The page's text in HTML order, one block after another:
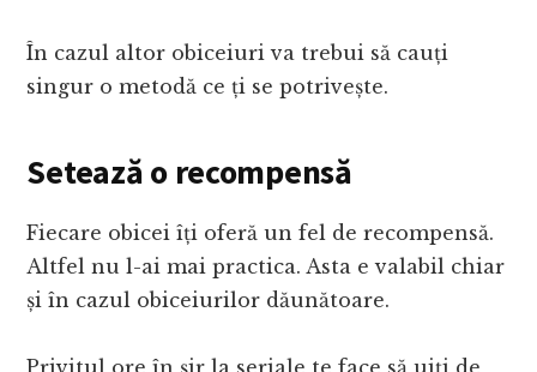
În cazul altor obiceiuri va trebui să cauți
singur o metodă ce ți se potrivește.
Setează o recompensă
Fiecare obicei îți oferă un fel de recompensă.
Altfel nu l-ai mai practica. Asta e valabil chiar
și în cazul obiceiurilor dăunătoare.